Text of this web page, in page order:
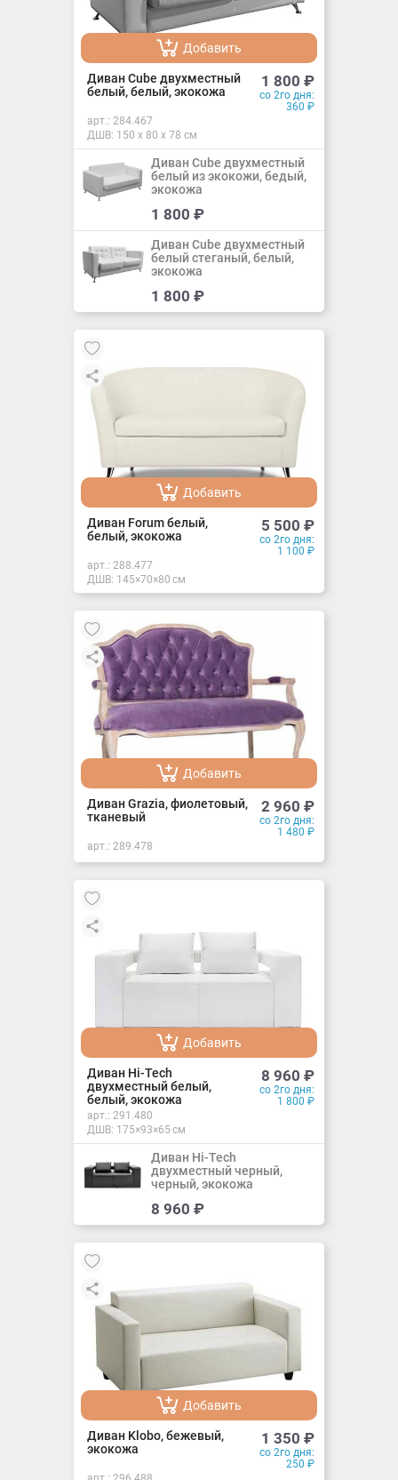
Добавить
Добавлено
Диван Cube двухместный
белый, белый, экокожа
1 800 ₽
со 2го дня:
360 ₽
арт.: 284.467
ДШВ: 150 х 80 х 78 см
Добавить
Добавлено
Диван Cube двухместный
белый из экокожи, бедый,
экокожа
1 800 ₽
Добавлено
Диван Cube двухместный
белый стеганый, белый,
экокожа
1 800 ₽
Добавить
Добавлено
Диван Forum белый,
белый, экокожа
5 500 ₽
со 2го дня:
1 100 ₽
арт.: 288.477
ДШВ: 145×70×80 см
Добавить
Добавлено
Диван Grazia, фиолетовый,
тканевый
2 960 ₽
со 2го дня:
1 480 ₽
арт.: 289.478
Добавить
Диван Hi-Tech
двухместный белый,
белый, экокожа
8 960 ₽
со 2го дня:
1 800 ₽
арт.: 291.480
ДШВ: 175×93×65 см
Добавлено
Диван Hi-Tech
двухместный черный,
черный, экокожа
8 960 ₽
Добавить
Добавлено
Диван Klobo, бежевый,
экокожа
1 350 ₽
со 2го дня:
250 ₽